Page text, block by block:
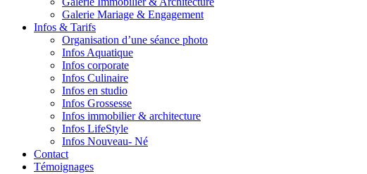
Galerie Mariage & Engagement
Infos & Tarifs
Organisation d’une séance photo
Infos Aquatique
Infos corporate
Infos Culinaire
Infos en studio
Infos Grossesse
Infos immobilier & architecture
Infos LifeStyle
Infos Nouveau- Né
Contact
Témoignages